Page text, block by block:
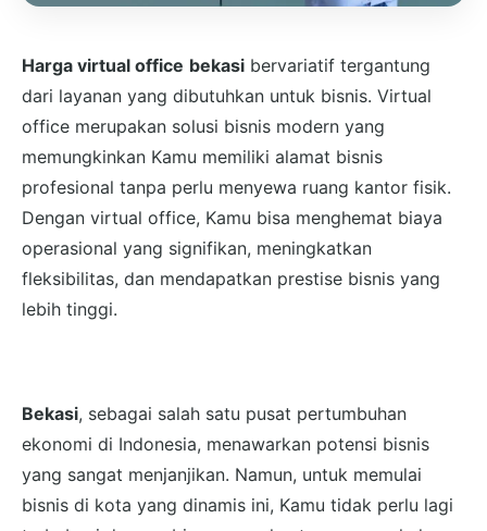
Harga virtual office bekasi bervariatif tergantung
dari layanan yang dibutuhkan untuk bisnis. Virtual
office merupakan solusi bisnis modern yang
memungkinkan Kamu memiliki alamat bisnis
profesional tanpa perlu menyewa ruang kantor fisik.
Dengan virtual office, Kamu bisa menghemat biaya
operasional yang signifikan, meningkatkan
fleksibilitas, dan mendapatkan prestise bisnis yang
lebih tinggi.
Bekasi, sebagai salah satu pusat pertumbuhan
ekonomi di Indonesia, menawarkan potensi bisnis
yang sangat menjanjikan. Namun, untuk memulai
bisnis di kota yang dinamis ini, Kamu tidak perlu lagi